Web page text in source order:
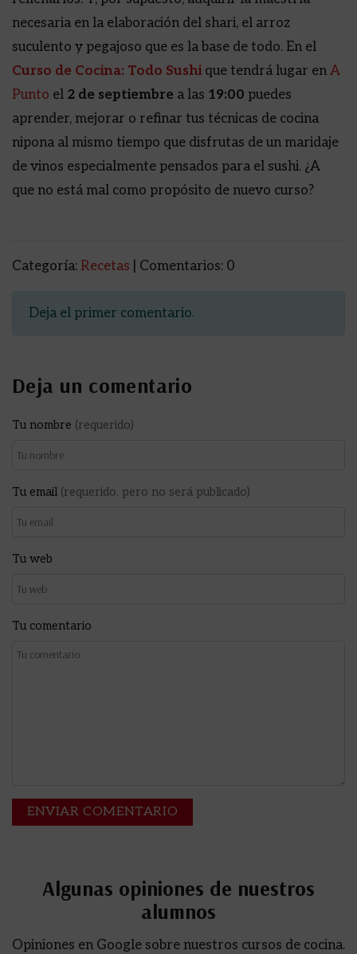
necesaria en la elaboración del shari, el arroz
suculento y pegajoso que es la base de todo. En el
Curso de Cocina: Todo Sushi que tendrá lugar en A
Punto el 2 de septiembre a las 19:00 puedes
aprender, mejorar o refinar tus técnicas de cocina
nipona al mismo tiempo que disfrutas de un maridaje
de vinos especialmente pensados para el sushi. ¿A
que no está mal como propósito de nuevo curso?
Categoría: Recetas | Comentarios: 0
Deja el primer comentario.
Deja un comentario
Tu nombre (requerido)
Tu email (requerido, pero no será publicado)
Tu web
Tu comentario
Algunas opiniones de nuestros
alumnos
Opiniones en Google sobre nuestros cursos de cocina.